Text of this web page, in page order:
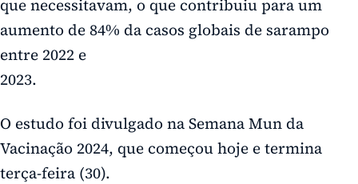
que necessitavam, o que contribuiu para um
aumento de 84% da casos globais de sarampo
entre 2022 e
2023.
O estudo foi divulgado na Semana Mun da
Vacinação 2024, que começou hoje e termina
terça-feira (30).